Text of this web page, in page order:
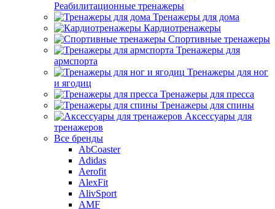
Реабилитационные тренажеры
Тренажеры для дома
Кардиотренажеры
Спортивные тренажеры
Тренажеры для
армспорта
Тренажеры для ног
и ягодиц
Тренажеры для пресса
Тренажеры для спины
Аксессуары для
тренажеров
Все бренды
AbCoaster
Adidas
Aerofit
AlexFit
AlivSport
AMF